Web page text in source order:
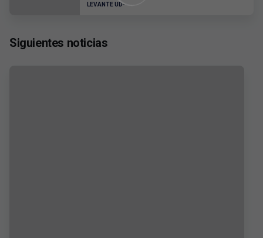
de la visita a la Basílica
LEVANTE UD
Siguientes noticias